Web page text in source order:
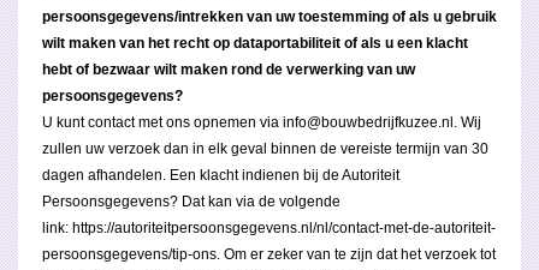
persoonsgegevens/intrekken van uw toestemming of als u gebruik
wilt maken van het recht op dataportabiliteit of als u een klacht
hebt of bezwaar wilt maken rond de verwerking van uw
persoonsgegevens?
U kunt contact met ons opnemen via info@bouwbedrijfkuzee.nl . Wij
zullen uw verzoek dan in elk geval binnen de vereiste termijn van 30
dagen afhandelen. Een klacht indienen bij de Autoriteit
Persoonsgegevens? Dat kan via de volgende
link: https://autoriteitpersoonsgegevens.nl/nl/contact-met-de-autoriteit-
persoonsgegevens/tip-ons. Om er zeker van te zijn dat het verzoek tot